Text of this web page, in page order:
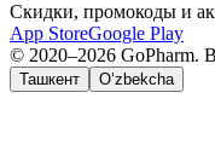
Скидки, промокоды и
App StoreGoogle Play
© 2020–2026 GoPharm.
Ташкент O‘zbekcha